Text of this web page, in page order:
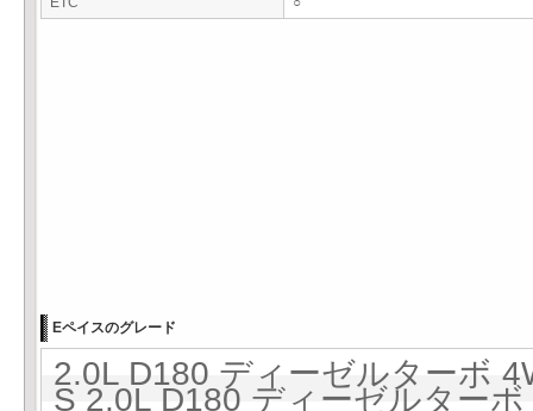
Eペイスのグレード
2.0L D180 ディーゼルターボ
S 2.0L D180 ディーゼルター